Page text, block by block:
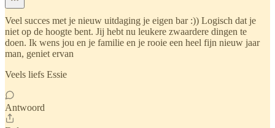
Veel succes met je nieuw uitdaging je eigen bar :)) Logisch dat je
niet op de hoogte bent. Jij hebt nu leukere zwaardere dingen te
doen. Ik wens jou en je familie en je rooie een heel fijn nieuw jaar
man, geniet ervan
Veels liefs Essie
Antwoord